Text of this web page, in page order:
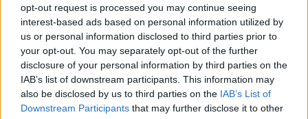
opt-out request is processed you may continue seeing
interest-based ads based on personal information utilized by
us or personal information disclosed to third parties prior to
your opt-out. You may separately opt-out of the further
disclosure of your personal information by third parties on the
IAB’s list of downstream participants. This information may
also be disclosed by us to third parties on the IAB’s List of
Downstream Participants that may further disclose it to other
Antibiotica - penicillines breedspectrum
Roaccutane (480)
Acne
Dexamfetamine (446)
ADHD - psychostimulantia
Euthyrox (436)